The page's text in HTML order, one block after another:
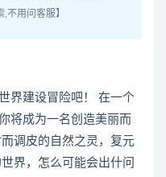
不用问客服】
界建设冒险吧！ 在一个
将成为一名创造美丽而
调皮的自然之灵，复元
界，怎么可能会出什问